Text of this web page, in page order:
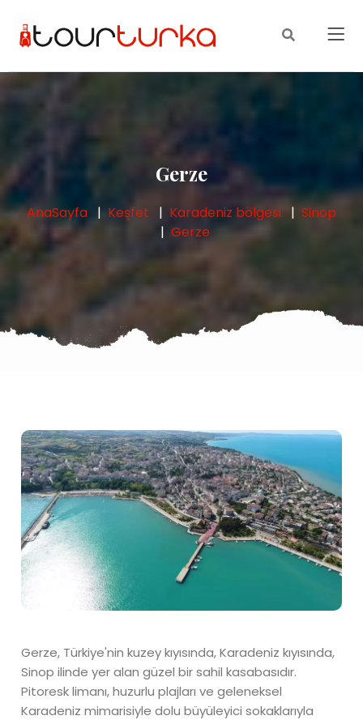
Gerze
AnaSayfa Keşfet Karadeniz bölgesi
Sinop
Gerze
Gerze, Türkiye'nin kuzey kıyısında, Karadeniz kıyısında,
Sinop ilinde yer alan güzel bir sahil kasabasıdır.
Pitoresk limanı, huzurlu plajları ve geleneksel
Karadeniz mimarisiyle dolu büyüleyici sokaklarıyla